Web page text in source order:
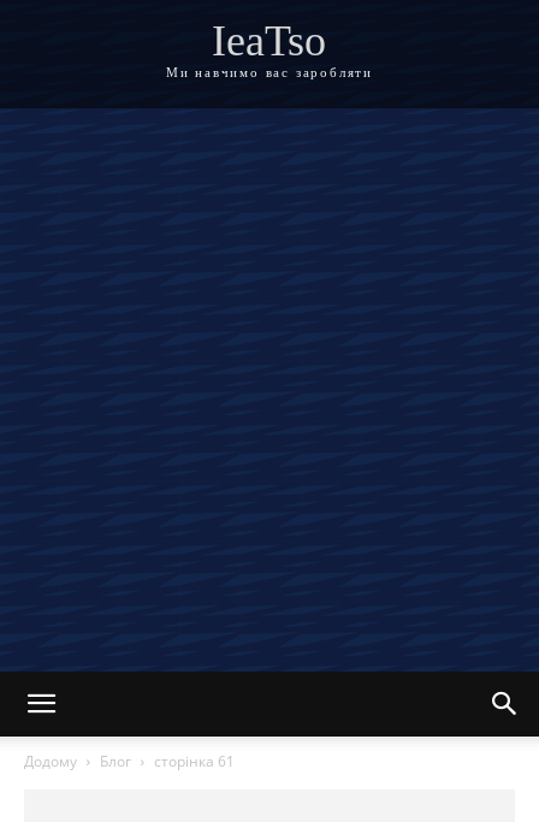
IeaTso
Ми навчимо вас заробляти
Додому Блог сторінка 61